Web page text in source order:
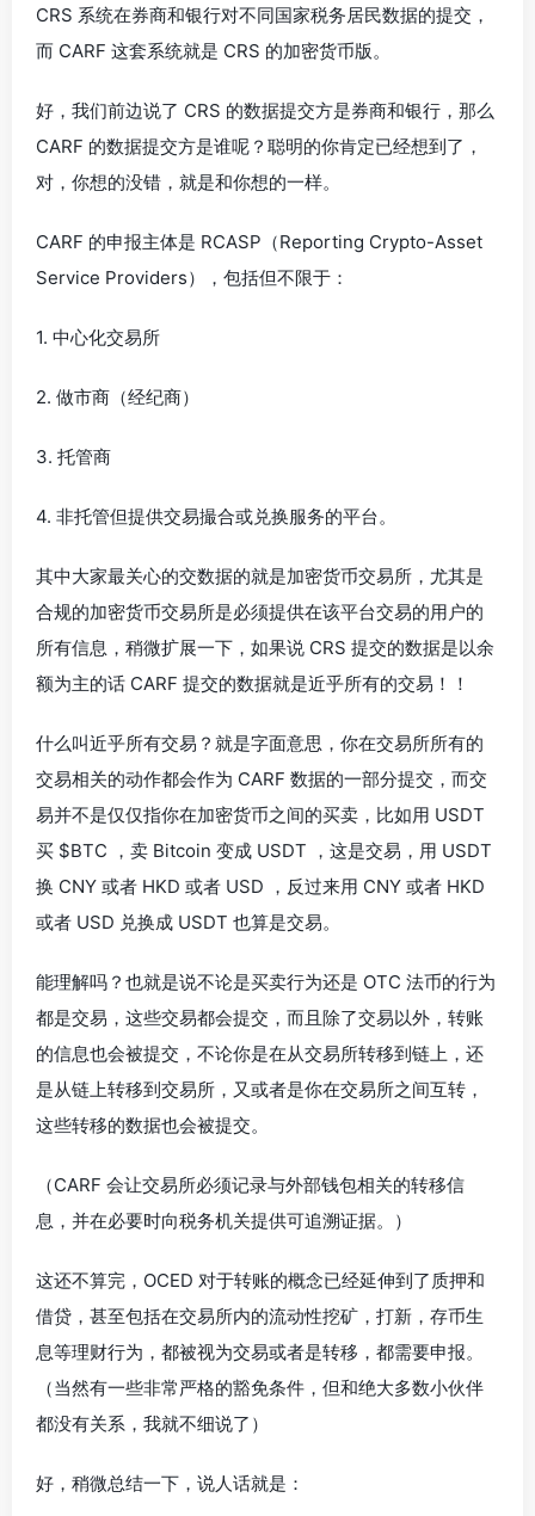
CRS 系统在券商和银行对不同国家税务居民数据的提交，
而 CARF 这套系统就是 CRS 的加密货币版。
好，我们前边说了 CRS 的数据提交方是券商和银行，那么
CARF 的数据提交方是谁呢？聪明的你肯定已经想到了，
对，你想的没错，就是和你想的一样。
CARF 的申报主体是 RCASP（Reporting Crypto-Asset
Service Providers），包括但不限于：
1. 中心化交易所
2. 做市商（经纪商）
3. 托管商
4. 非托管但提供交易撮合或兑换服务的平台。
其中大家最关心的交数据的就是加密货币交易所，尤其是
合规的加密货币交易所是必须提供在该平台交易的用户的
所有信息，稍微扩展一下，如果说 CRS 提交的数据是以余
额为主的话 CARF 提交的数据就是近乎所有的交易！！
什么叫近乎所有交易？就是字面意思，你在交易所所有的
交易相关的动作都会作为 CARF 数据的一部分提交，而交
易并不是仅仅指你在加密货币之间的买卖，比如用 USDT
买 $BTC ，卖 Bitcoin 变成 USDT ，这是交易，用 USDT
换 CNY 或者 HKD 或者 USD ，反过来用 CNY 或者 HKD
或者 USD 兑换成 USDT 也算是交易。
能理解吗？也就是说不论是买卖行为还是 OTC 法币的行为
都是交易，这些交易都会提交，而且除了交易以外，转账
的信息也会被提交，不论你是在从交易所转移到链上，还
是从链上转移到交易所，又或者是你在交易所之间互转，
这些转移的数据也会被提交。
（CARF 会让交易所必须记录与外部钱包相关的转移信
息，并在必要时向税务机关提供可追溯证据。）
这还不算完，OCED 对于转账的概念已经延伸到了质押和
借贷，甚至包括在交易所内的流动性挖矿，打新，存币生
息等理财行为，都被视为交易或者是转移，都需要申报。
（当然有一些非常严格的豁免条件，但和绝大多数小伙伴
都没有关系，我就不细说了）
好，稍微总结一下，说人话就是：